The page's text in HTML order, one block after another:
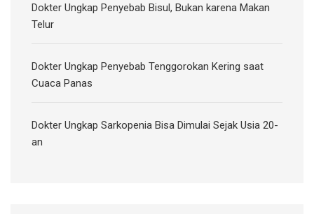
Dokter Ungkap Penyebab Bisul, Bukan karena Makan
Telur
Dokter Ungkap Penyebab Tenggorokan Kering saat
Cuaca Panas
Dokter Ungkap Sarkopenia Bisa Dimulai Sejak Usia 20-
an